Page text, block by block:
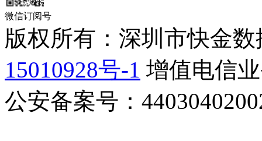
微信订阅号
版权所有：深圳市快金
15010928号-1 增值电信
公安备案号：